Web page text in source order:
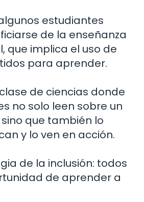
estudiantes
de la enseñanza
que implica el uso de
para aprender.
de ciencias donde
no solo leen sobre un
que también lo
y lo ven en acción.
de la inclusión: todos
de aprender a